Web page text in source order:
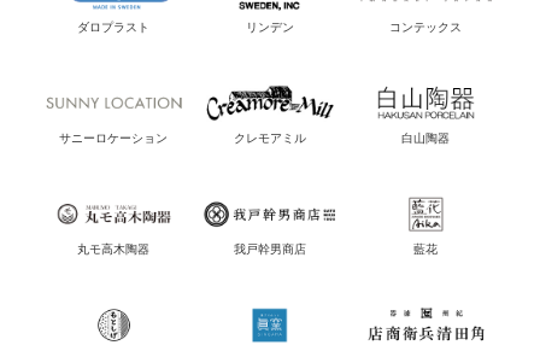
ダロプラスト リンデン コンテックス
サニーロケーション クレモアミル 白山陶器
丸モ高木陶器 我戸幹男商店 藍花